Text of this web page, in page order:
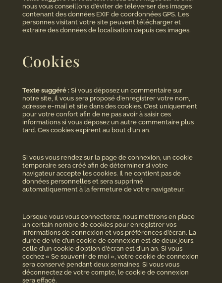
nous vous conseillons d’éviter de téléverser des images
contenant des données EXIF de coordonnées GPS. Les
personnes visitant votre site peuvent télécharger et
extraire des données de localisation depuis ces images.
Cookies
Texte suggéré : Si vous déposez un commentaire sur
notre site, il vous sera proposé d’enregistrer votre nom,
adresse e-mail et site dans des cookies. C’est uniquement
pour votre confort afin de ne pas avoir à saisir ces
informations si vous déposez un autre commentaire plus
tard. Ces cookies expirent au bout d’un an.
Si vous vous rendez sur la page de connexion, un cookie
temporaire sera créé afin de déterminer si votre
navigateur accepte les cookies. Il ne contient pas de
données personnelles et sera supprimé
automatiquement à la fermeture de votre navigateur.
Lorsque vous vous connecterez, nous mettrons en place
un certain nombre de cookies pour enregistrer vos
informations de connexion et vos préférences d’écran. La
durée de vie d’un cookie de connexion est de deux jours,
celle d’un cookie d’option d’écran est d’un an. Si vous
cochez « Se souvenir de moi », votre cookie de connexion
sera conservé pendant deux semaines. Si vous vous
déconnectez de votre compte, le cookie de connexion
sera effacé.